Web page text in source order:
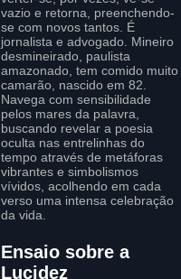
vazio e retorna, preenchendo-
se com novos tantos. É
jornalista e advogado. Mineiro
desmineirado, paulista
amazonado, tem comido muito
camarão, nascido em 82.
Navega com sensibilidade
pelos mares da palavra,
buscando revelar a poesia
oculta nas entrelinhas do
tempo através de metáforas
vibrantes e simbolismos
vívidos, acolhendo em cada
verso uma intensa celebração
da vida.
Ensaio sobre a
Lucidez